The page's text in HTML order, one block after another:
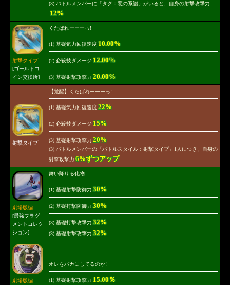
(3) バトルメンバーに「タグ：悪の系譜」がいると、自身の射撃攻撃力
12%
射撃タイプ
[ゴールドコ
イン交換所]
くたばれーーーっ!
(1) 基礎気力回復速度10.00%
(2) 必殺技ダメージ 12.00%
(3) 基礎射撃攻撃力 20.00%
射撃タイプ
【覚醒】くたばれーーーっ!
(1) 基礎気力回復速度22%
(2) 必殺技ダメージ 15%
(3) 基礎射撃攻撃力 20%
(3) バトルメンバーの「バトルスタイル：射撃タイプ」1人につき、自身の
射撃攻撃力 6%ずつアップ
劇場版編
[最強フラグ
メントコレク
ション]
舞い降りる化物
(1) 基礎射撃防御力 30%
(2) 基礎打撃防御力 30%
(3) 基礎打撃攻撃力 32%
(3) 基礎射撃攻撃力 32%
劇場版編
オレをバカにしてるのか!
(1) 基礎射撃攻撃力 15.00％